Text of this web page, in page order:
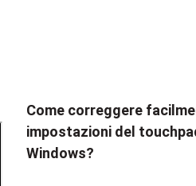
Come correggere
impostazioni del
Windows?